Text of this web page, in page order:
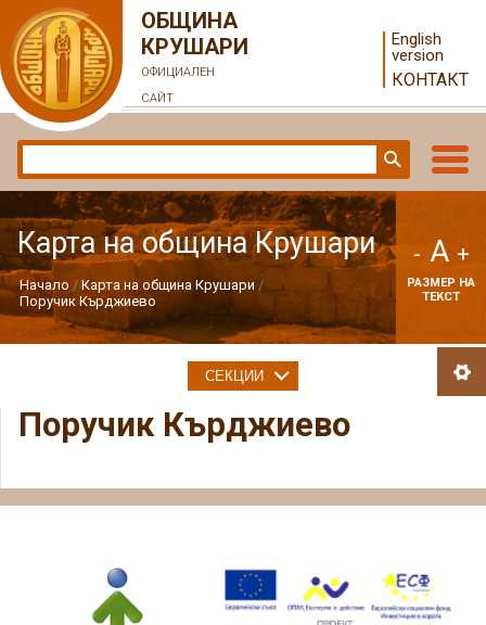
ОБЩИНА
КРУШАРИ
ОФИЦИАЛЕН
САЙТ
English
version
КОНТАКТ
Карта на община Крушари
Начало
Карта на община Крушари
Поручик Кърджиево
- A +
РАЗМЕР НА
ТЕКСТ
Поручик Кърджиево
СЕКЦИИ